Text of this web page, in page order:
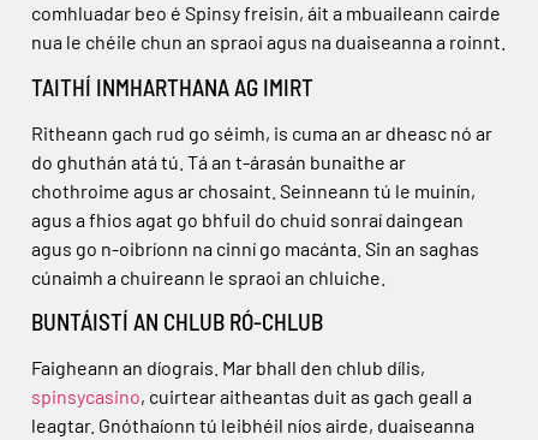
comhluadar beo é Spinsy freisin, áit a mbuaileann cairde
nua le chéile chun an spraoi agus na duaiseanna a roinnt.
TAITHÍ INMHARTHANA AG IMIRT
Ritheann gach rud go séimh, is cuma an ar dheasc nó ar
do ghuthán atá tú. Tá an t-árasán bunaithe ar
chothroime agus ar chosaint. Seinneann tú le muinín,
agus a fhios agat go bhfuil do chuid sonraí daingean
agus go n-oibríonn na cinní go macánta. Sin an saghas
cúnaimh a chuireann le spraoi an chluiche.
BUNTÁISTÍ AN CHLUB RÓ-CHLUB
Faigheann an díograis. Mar bhall den chlub dílis,
spinsycasino, cuirtear aitheantas duit as gach geall a
leagtar. Gnóthaíonn tú leibhéil níos airde, duaiseanna